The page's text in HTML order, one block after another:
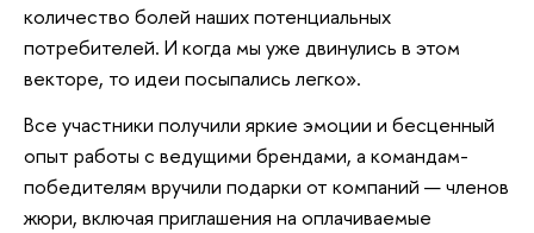
количество болей наших потенциальных
потребителей. И когда мы уже двинулись в этом
векторе, то идеи посыпались легко».
Все участники получили яркие эмоции и бесценный
опыт работы с ведущими брендами, а командам-
победителям вручили подарки от компаний — членов
жюри, включая приглашения на оплачиваемые